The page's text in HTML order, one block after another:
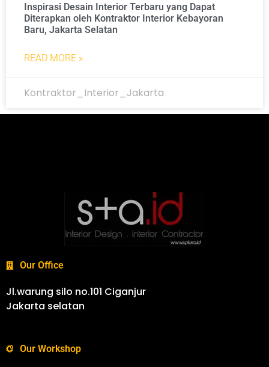
Inspirasi Desain Interior Terbaru yang Dapat
Diterapkan oleh Kontraktor Interior Kebayoran
Baru, Jakarta Selatan
READ MORE »
Kontraktor_Interior_Jakarta
Our Office
Jl.warung silo no.101 Ciganjur
Jakarta selatan
Our Workshop